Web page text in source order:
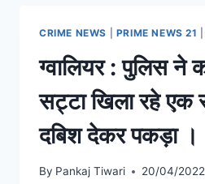
CRIME NEWS PRIME NEWS 21
ग्वालियर : पुलिस ने
सट्टा खिला रहे एक
दबिश देकर पकड़ा ।
By Pankaj Tiwari 20/04/2022